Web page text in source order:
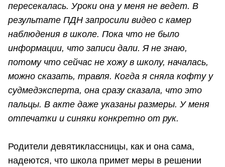
пересекалась. Уроки она у меня не ведет. В
результате ПДН запросили видео с камер
наблюдения в школе. Пока что не было
информации, что записи дали. Я не знаю,
потому что сейчас не хожу в школу, началась,
можно сказать, травля. Когда я сняла кофту у
судмедэксперта, она сразу сказала, что это
пальцы. В акте даже указаны размеры. У меня
отпечатки и синяки конкретно от рук.
Родители девятиклассницы, как и она сама,
надеются, что школа примет меры в решении